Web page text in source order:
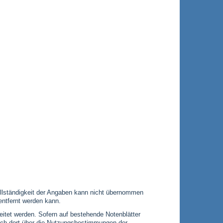
der Angaben kann nicht übernommen
werden kann.
werden. Sofern auf bestehende Notenblätter